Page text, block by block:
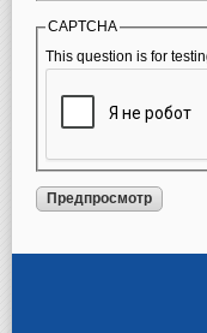
CAPTCHA
This question is for